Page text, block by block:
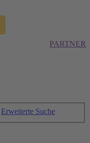
PARTNER
Erweiterte Suche